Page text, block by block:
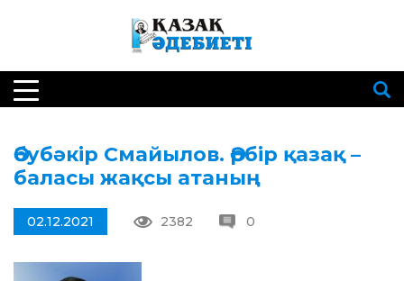
Әбубәкір Смайылов. Әрбір қазақ –
баласы жақсы атаның
02.12.2021 2382 0